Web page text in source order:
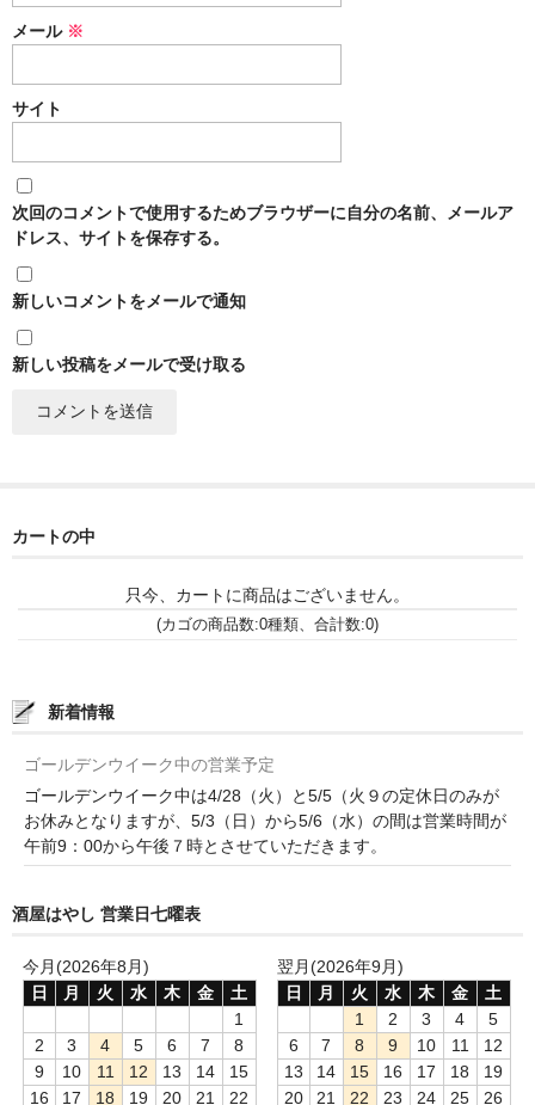
France/ﾌﾗﾝｽ
Valerie Frison（ｳﾞｧﾚﾘｰ･ﾌﾘｿﾞﾝ）
France Bourgogone/ﾌﾗﾝｽ･ﾌﾞﾙｺﾞｰﾆｭ
Marcel Lapierre（ﾏﾙｾﾙ・ﾗﾋﾟｴｰﾙ）
Philippe Jambon（ﾌｨﾘｯﾌﾟ･ｼﾞｬﾝﾎﾞﾝ）
Roblet Monnot（ﾛﾌﾞﾚ･ﾓﾉ）
France Languedoc Roussillon / ﾗﾝｸﾞ･ﾄﾞｯｸ･ﾙｰｼｮﾝ
Mas Bres（ﾏｽ･ﾌﾞﾚｽ）
France Loire/ﾌﾗﾝｽ・ﾛﾜｰﾙ
Domaine des Bois Lucas（ﾄﾞﾒｰﾇ･ﾃﾞ･ﾎﾞｱ･ﾙｶ）
Italia/ｲｱﾀﾘｱ
Abruzzo/ｱﾌﾞﾙｯﾂｫ州
Fabulas（ﾌｧﾋﾞｭﾗｽ）
United States of America / ｱﾒﾘｶ合衆国
Broc Cellars（ﾌﾞﾛｯｸ・ｾﾗｰｽﾞ）
メール ※
サイト
次回のコメントで使用するためブラウザーに自分の名前、メールア
ドレス、サイトを保存する。
新しいコメントをメールで通知
新しい投稿をメールで受け取る
カートの中
只今、カートに商品はございません。
(カゴの商品数:0種類、合計数:0)
新着情報
ゴールデンウイーク中の営業予定
ゴールデンウイーク中は4/28（火）と5/5（火９の定休日のみが
お休みとなりますが、5/3（日）から5/6（水）の間は営業時間が
午前9：00から午後７時とさせていただきます。
酒屋はやし 営業日七曜表
今月(2026年8月)
日
月 火 水 木 金
土
1
2
3 4 5 6 7
8
9
10 11 12 13 14
15
16
17 18 19 20 21 22
翌月(2026年9月)
日
月 火 水 木 金
土
1
2 3 4
5
6
7 8 9 10 11
12
13
14 15 16 17 18
19
20
21 22 23 24 25 26